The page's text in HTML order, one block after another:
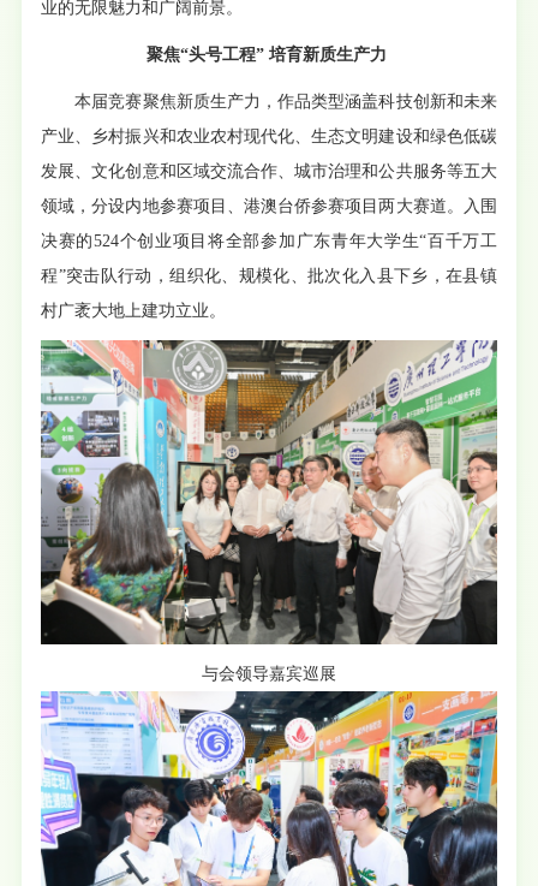
业的无限魅力和广阔前景。
聚焦“头号工程” 培育新质生产力
本届竞赛聚焦新质生产力，作品类型涵盖科技创新和未来
产业、乡村振兴和农业农村现代化、生态文明建设和绿色低碳
发展、文化创意和区域交流合作、城市治理和公共服务等五大
领域，分设内地参赛项目、港澳台侨参赛项目两大赛道。入围
决赛的524个创业项目将全部参加广东青年大学生“百千万工
程”突击队行动，组织化、规模化、批次化入县下乡，在县镇
村广袤大地上建功立业。
与会领导嘉宾巡展